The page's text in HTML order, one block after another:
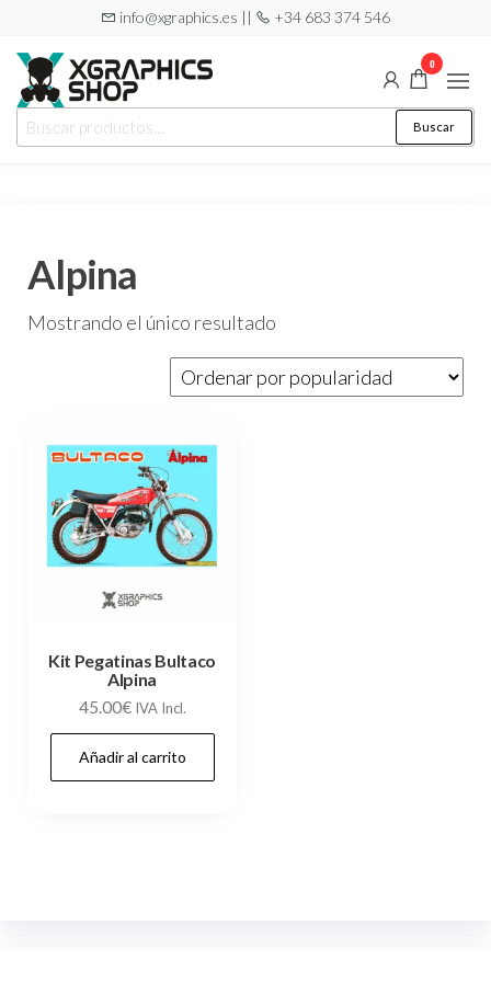
contenido
info@xgraphics.es || +34 683 374 546
XGRAPHICS
SHOP
Tu tienda
de
pegatinas
por:
Buscar
0
Alpina
Mostrando el único resultado
Kit Pegatinas Bultaco
Alpina
45.00€ IVA Incl.
Añadir al carrito